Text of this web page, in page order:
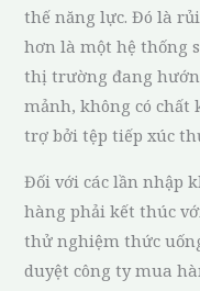
thế năng lực. Đó là
hơn là một hệ thống
thị trường đang
mảnh, không có chất
trợ bởi tệp tiếp xúc
Đối với các lần nhập
hàng phải kết thúc
thử nghiệm thức
duyệt công ty mua